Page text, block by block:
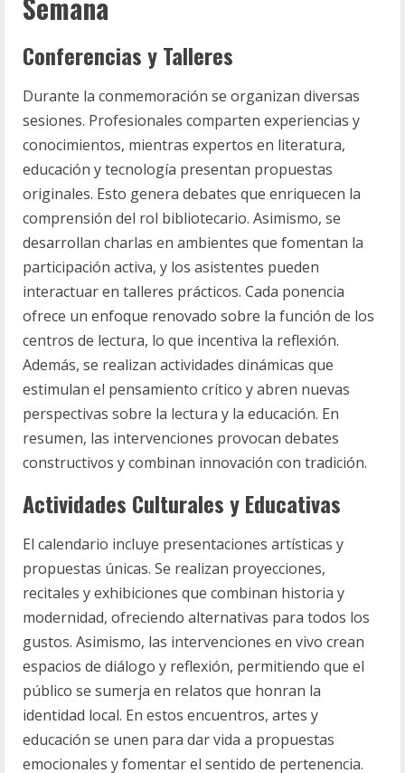
Conferencias y Talleres
Durante la conmemoración se organizan diversas
sesiones. Profesionales comparten experiencias y
conocimientos, mientras expertos en literatura,
educación y tecnología presentan propuestas
originales. Esto genera debates que enriquecen la
comprensión del rol bibliotecario. Asimismo, se
desarrollan charlas en ambientes que fomentan la
participación activa, y los asistentes pueden
interactuar en talleres prácticos. Cada ponencia
ofrece un enfoque renovado sobre la función de los
centros de lectura, lo que incentiva la reflexión.
Además, se realizan actividades dinámicas que
estimulan el pensamiento crítico y abren nuevas
perspectivas sobre la lectura y la educación. En
resumen, las intervenciones provocan debates
constructivos y combinan innovación con tradición.
Actividades Culturales y Educativas
El calendario incluye presentaciones artísticas y
propuestas únicas. Se realizan proyecciones,
recitales y exhibiciones que combinan historia y
modernidad, ofreciendo alternativas para todos los
gustos. Asimismo, las intervenciones en vivo crean
espacios de diálogo y reflexión, permitiendo que el
público se sumerja en relatos que honran la
identidad local. En estos encuentros, artes y
educación se unen para dar vida a propuestas
emocionales y fomentar el sentido de pertenencia.